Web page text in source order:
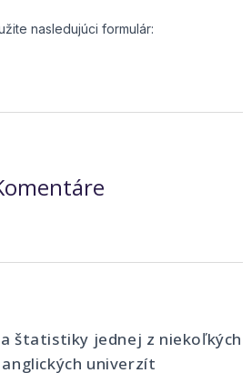
nasledujúci formulár:
štatistiky jednej z niekoľkých
univerzít